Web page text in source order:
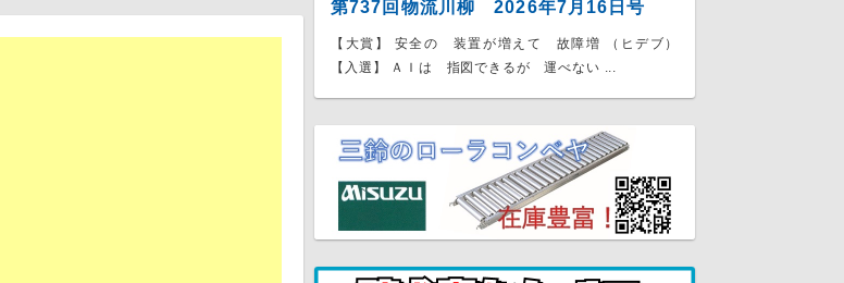
第737回物流川柳 2026年7月16日号
【大賞】 安全の 装置が増えて 故障増 （ヒデブ）
【入選】 ＡＩは 指図できるが 運べない ...